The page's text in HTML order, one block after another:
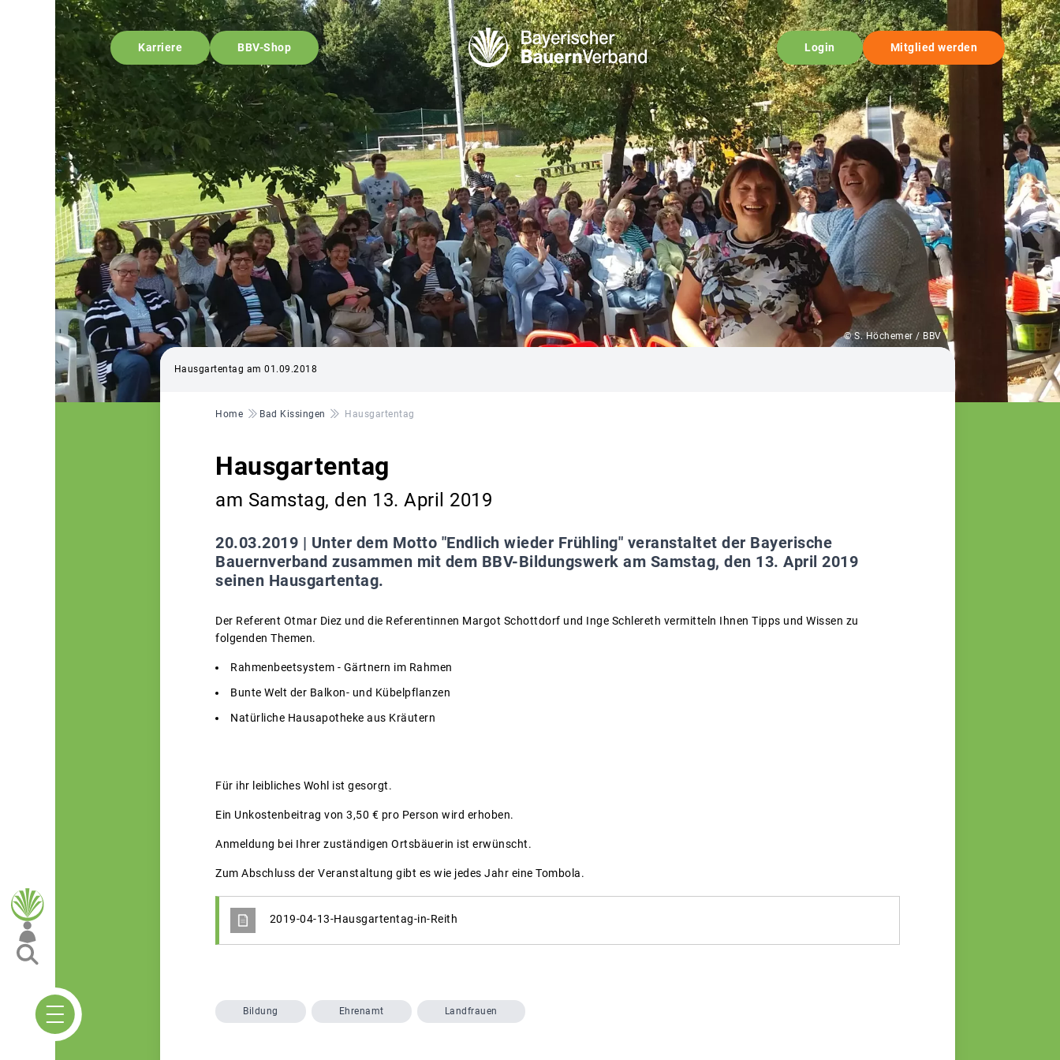
Karriere BBV-Shop Login Mitglied werden
© S. Höchemer / BBV
Hausgartentag am 01.09.2018
Pfadnavigation
Home Bad Kissingen Hausgartentag
Hausgartentag
am Samstag, den 13. April 2019
20.03.2019 | Unter dem Motto "Endlich wieder Frühling" veranstaltet der Bayerische
Bauernverband zusammen mit dem BBV-Bildungswerk am Samstag, den 13. April 2019
seinen Hausgartentag.
Der Referent Otmar Diez und die Referentinnen Margot Schottdorf und Inge Schlereth vermitteln Ihnen Tipps und Wissen zu
folgenden Themen.
Rahmenbeetsystem - Gärtnern im Rahmen
Bunte Welt der Balkon- und Kübelpflanzen
Natürliche Hausapotheke aus Kräutern
Für ihr leibliches Wohl ist gesorgt.
Ein Unkostenbeitrag von 3,50 € pro Person wird erhoben.
Anmeldung bei Ihrer zuständigen Ortsbäuerin ist erwünscht.
Zum Abschluss der Veranstaltung gibt es wie jedes Jahr eine Tombola.
2019-04-13-Hausgartentag-in-Reith
Bildung Ehrenamt Landfrauen